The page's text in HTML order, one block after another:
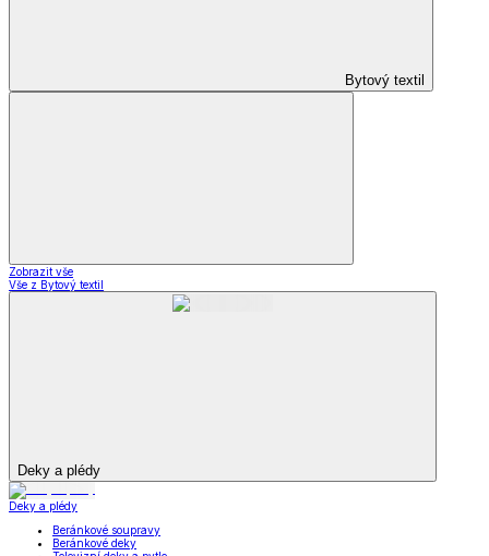
Bytový textil
Zobrazit vše
Vše z Bytový textil
Deky a plédy
Deky a plédy
Beránkové soupravy
Beránkové deky